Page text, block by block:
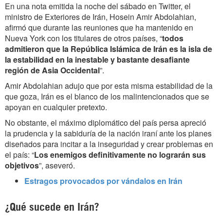
En una nota emitida la noche del sábado en Twitter, el
ministro de Exteriores de Irán, Hosein Amir Abdolahian,
afirmó que durante las reuniones que ha mantenido en
Nueva York con los titulares de otros países, “todos
admitieron que la República Islámica de Irán es la isla de
la estabilidad en la inestable y bastante desafiante
región de Asia Occidental”.
Amir Abdolahian adujo que por esta misma estabilidad de la
que goza, Irán es el blanco de los malintencionados que se
apoyan en cualquier pretexto.
No obstante, el máximo diplomático del país persa apreció
la prudencia y la sabiduría de la nación iraní ante los planes
diseñados para incitar a la inseguridad y crear problemas en
el país: “Los enemigos definitivamente no lograrán sus
objetivos”, aseveró.
Estragos provocados por vándalos en Irán
¿Qué sucede en Irán?